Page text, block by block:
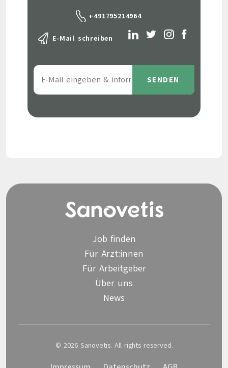
+491795214964
E-Mail schreiben
Job finden
Für Ärzt:innen
Für Arbeitgeber
Über uns
News
© 2026 Sanovetis. All rights reserved.